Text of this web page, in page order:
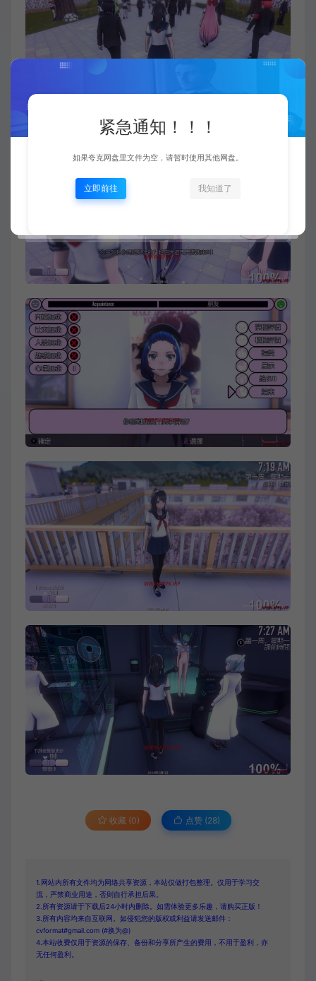
收藏 (0) 点赞 (28)
1.网站内所有文件均为网络共享资源，本站仅做打包整理。仅用于学习交
流，严禁商业用途，否则自行承担后果。
2.所有资源请于下载后24小时内删除。如需体验更多乐趣，请购买正版！
3.所有内容均来自互联网。如侵犯您的版权或利益请发送邮件：
cvformat#gmail.com (#换为@)
4.本站收费仅用于资源的保存、备份和分享所产生的费用，不用于盈利，亦
无任何盈利。
紧急通知！！！
如果夸克网盘里文件为空，请暂时使用其他网盘。
立即前往 我知道了